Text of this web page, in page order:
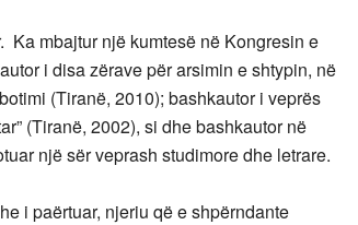
mbajtur një kumtesë në Kongresin e
i disa zërave për arsimin e shtypin, në
(Tiranë, 2010); bashkautor i veprës
(Tiranë, 2002), si dhe bashkautor në
një sër veprash studimore dhe letrare.
i paërtuar, njeriu që e shpërndante